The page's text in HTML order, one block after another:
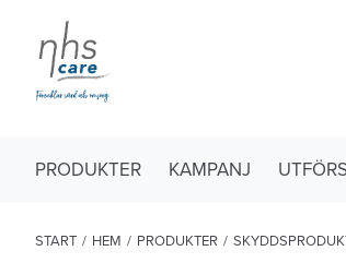
PRODUKTER KAMPANJ
START / HEM / PRODUKTER /